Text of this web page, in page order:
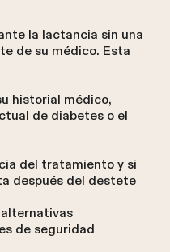
la lactancia sin una
de su médico. Esta
historial médico,
de diabetes o el
del tratamiento y si
después del destete
de seguridad